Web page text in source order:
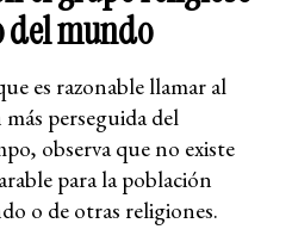
del mundo
es razonable llamar al
perseguida del
observa que no existe
para la población
o de otras religiones.